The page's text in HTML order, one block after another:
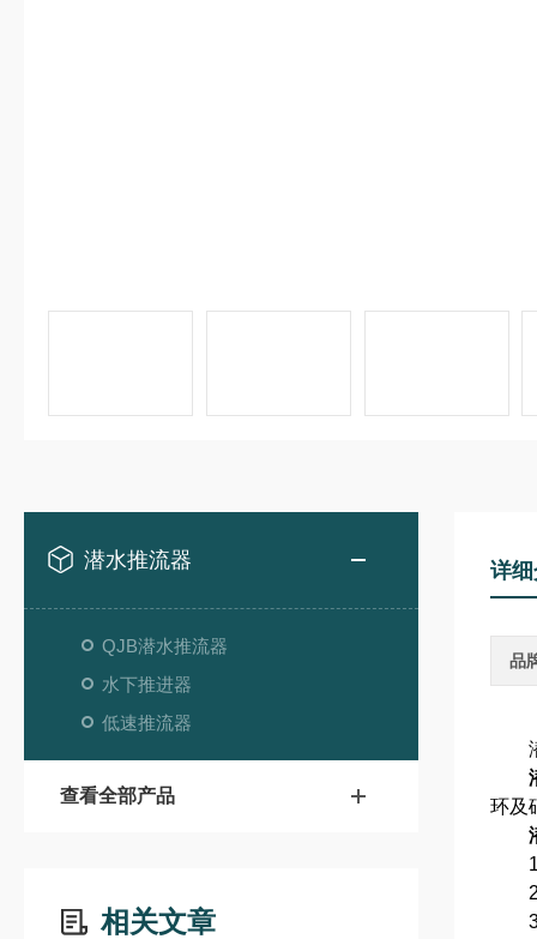
潜水推流器
QJB潜水推流器
水下推进器
低速推流器
查看全部产品
相关文章
详
品
潜
环及
2.
3.